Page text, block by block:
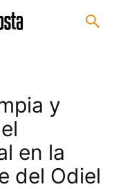
y
en la
del Odiel